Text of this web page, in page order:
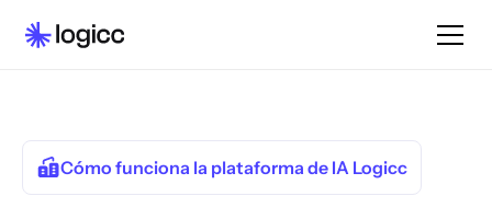
Cómo funciona la plataforma de IA Logicc